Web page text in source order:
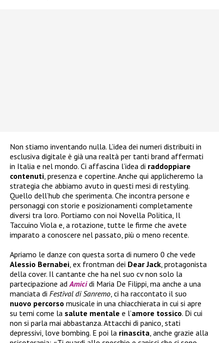
Non stiamo inventando nulla. L’idea dei numeri distribuiti in
esclusiva digitale è già una realtà per tanti brand affermati
in Italia e nel mondo. Ci affascina l’idea di raddoppiare
contenuti , presenza e copertine. Anche qui applicheremo la
strategia che abbiamo avuto in questi mesi di restyling.
Quello dell’hub che sperimenta. Che incontra persone e
personaggi con storie e posizionamenti completamente
diversi tra loro. Portiamo con noi Novella Politica, Il
Taccuino Viola e, a rotazione, tutte le firme che avete
imparato a conoscere nel passato, più o meno recente.
Apriamo le danze con questa sorta di numero 0 che vede
Alessio Bernabei , ex frontman dei Dear Jack , protagonista
della cover. Il cantante che ha nel suo cv non solo la
partecipazione ad Amici di Maria De Filippi, ma anche a una
manciata di Festival di Sanremo , ci ha raccontato il suo
nuovo percorso musicale in una chiacchierata in cui si apre
su temi come la salute mentale e l’amore tossico. Di cui
non si parla mai abbastanza. Attacchi di panico, stati
depressivi, love bombing. E poi la rinascita , anche grazie alla